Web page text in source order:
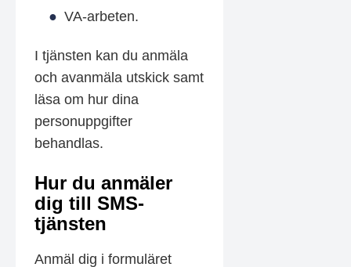
VA-arbeten.
I tjänsten kan du anmäla
och avanmäla utskick samt
läsa om hur dina
personuppgifter
behandlas.
Hur du anmäler
dig till SMS-
tjänsten
Anmäl dig i formuläret